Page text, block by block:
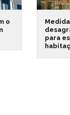
o
para